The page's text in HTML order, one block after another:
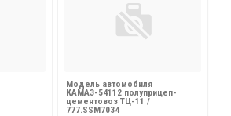
Модель автомобиля
КАМАЗ-54112 полуприцеп-
цементовоз ТЦ-11 /
777.SSM7034